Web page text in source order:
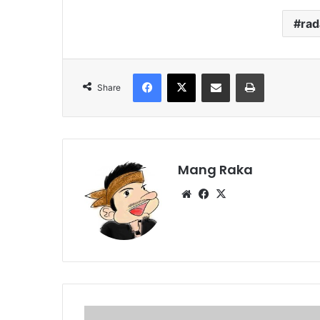
Share
Facebook
X Share via Email Print
Mang Raka
WebsiteFacebook